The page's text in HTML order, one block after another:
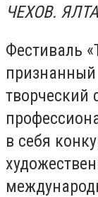
ЧЕХОВ.
Фестиваль
творческий
в себя